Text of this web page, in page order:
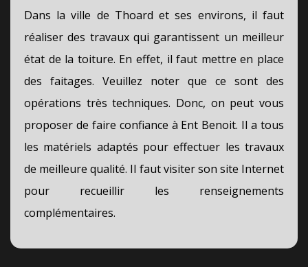
Dans la ville de Thoard et ses environs, il faut
réaliser des travaux qui garantissent un meilleur
état de la toiture. En effet, il faut mettre en place
des faitages. Veuillez noter que ce sont des
opérations très techniques. Donc, on peut vous
proposer de faire confiance à Ent Benoit. Il a tous
les matériels adaptés pour effectuer les travaux
de meilleure qualité. Il faut visiter son site Internet
pour recueillir les renseignements
complémentaires.